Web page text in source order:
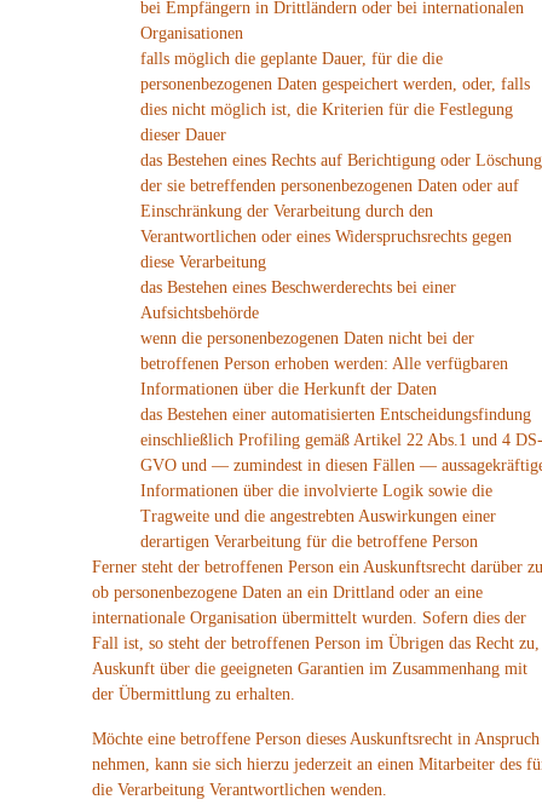
bei Empfängern in Drittländern oder bei internationalen
Organisationen
falls möglich die geplante Dauer, für die die
personenbezogenen Daten gespeichert werden, oder, falls
dies nicht möglich ist, die Kriterien für die Festlegung
dieser Dauer
das Bestehen eines Rechts auf Berichtigung oder Löschung
der sie betreffenden personenbezogenen Daten oder auf
Einschränkung der Verarbeitung durch den
Verantwortlichen oder eines Widerspruchsrechts gegen
diese Verarbeitung
das Bestehen eines Beschwerderechts bei einer
Aufsichtsbehörde
wenn die personenbezogenen Daten nicht bei der
betroffenen Person erhoben werden: Alle verfügbaren
Informationen über die Herkunft der Daten
das Bestehen einer automatisierten Entscheidungsfindung
einschließlich Profiling gemäß Artikel 22 Abs.1 und 4 DS-
GVO und — zumindest in diesen Fällen —
Informationen über die involvierte Logik sowie die
Tragweite und die angestrebten Auswirkungen einer
derartigen Verarbeitung für die betroffene Person
Ferner steht der betroffenen Person ein Auskunftsrecht darüber
ob personenbezogene Daten an ein Drittland oder an eine
internationale Organisation übermittelt wurden. Sofern dies der
Fall ist, so steht der betroffenen Person im Übrigen das Recht zu,
Auskunft über die geeigneten Garantien im Zusammenhang mit
der Übermittlung zu erhalten.
Möchte eine betroffene Person dieses Auskunftsrecht in Anspruch
nehmen, kann sie sich hierzu jederzeit an einen Mitarbeiter des
die Verarbeitung Verantwortlichen wenden.